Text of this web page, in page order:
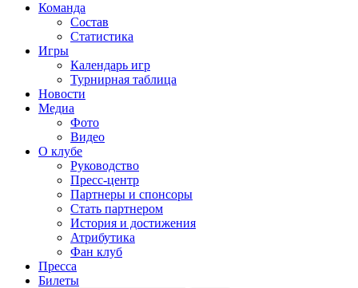
Команда
Состав
Статистика
Игры
Календарь игр
Турнирная таблица
Новости
Медиа
Фото
Видео
О клубе
Руководство
Пресс-центр
Партнеры и спонсоры
Стать партнером
История и достижения
Атрибутика
Фан клуб
Пресса
Билеты